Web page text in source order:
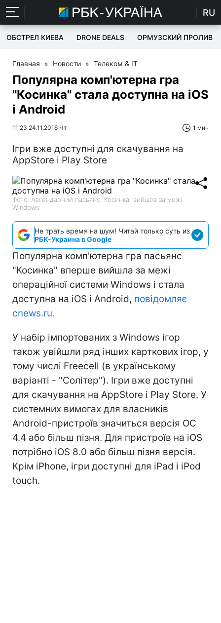
RU
ОБСТРЕЛ КИЕВА DRONE DEALS ОРМУЗСКИЙ ПРОЛИВ
Главная » Новости » Телеком & IT
Популярна комп'ютерна гра
"Косинка" стала доступна на iOS
і Android
11:23 24.11.2016 Чт 1 мин
Ігри вже доступні для скачування на
AppStore і Play Store
Фото: легендарний пасьянс "Косинка" вийшов за межі
Windows
Не трать время на шум! Читай только суть из
РБК-Украина в Google
Популярна комп'ютерна гра пасьянс
"Косинка" вперше вийшла за межі
операційної системи Windows і стала
доступна на iOS і Android, повідомляє
cnews.ru.
У набір імпортованих з Windows ігор
також увійшли ряд інших карткових ігор, у
тому числі Freecell (в українському
варіанті - "Солітер"). Ігри вже доступні
для скачування на AppStore і Play Store. У
системних вимогах для власників
Android-пристроїв значиться версія ОС
4.4 або більш пізня. Для пристроїв на iOS
потрібно iOS 8.0 або більш пізня версія.
Крім iPhone, ігри доступні для iPad і iPod
touch.